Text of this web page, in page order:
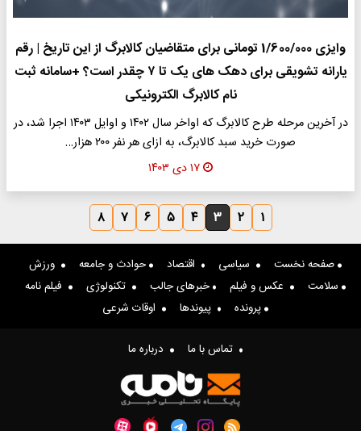
وایزی 1/600/000 تومانی برای متقاضیان کالابرگ از این تاریخ | رقم
یارانه تشویقی برای دهک های یک تا ۷ چقدر است؟ +سامانه ثبت
نام کالابرگ الکترونیکی
در آخرین مرحله طرح کالابرگ که اواخر سال ۱۴۰۲ و اوایل ۱۴۰۳ اجرا شد، در
صورت خرید سبد کالابرگ، به ازای هر نفر ۲۰۰ هزار…
۱۷ دی ۱۴۰۳
۱ ۲ ۳ ۴ ۵ ۶ ۷ ۸
صفحه نخست سیاسی اقتصاد حوادث و جامعه
ورزش
سلامت
عکس و فیلم خبرهای جالب تکنولوژی
فیلم نامه
پرونده
پیوندها اوقات شرعی
تماس با ما درباره ما